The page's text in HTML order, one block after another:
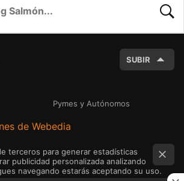
SUBIR
Pymes y Autónomos
de Webedia
terceros para generar estadísticas
publicidad personalizada analizando
navegando estarás aceptando su uso.